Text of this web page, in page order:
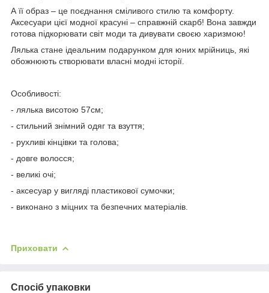
А її образ – це поєднання сміливого стилю та комфорту.
Аксесуари цієї модної красуні – справжній скарб! Вона завжди
готова підкорювати світ моди та дивувати своєю харизмою!
Лялька стане ідеальним подарунком для юних мрійниць, які
обожнюють створювати власні модні історії.
Особливості:
- лялька висотою 57см;
- стильний знімний одяг та взуття;
- рухливі кінцівки та голова;
- довге волосся;
- великі очі;
- аксесуар у вигляді пластикової сумочки;
- виконано з міцних та безпечних матеріалів.
Приховати
Спосіб упаковки